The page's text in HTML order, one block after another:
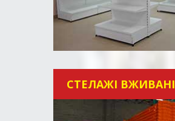
СТЕЛАЖІ ВЖИВАНІ